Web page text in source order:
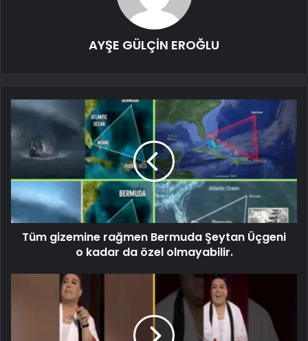
AYŞE GÜLÇİN EROĞLU
Tüm gizemine rağmen Bermuda Şeytan Üçgeni
o kadar da özel olmayabilir.